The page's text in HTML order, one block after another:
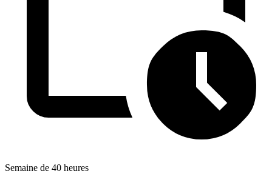
Semaine de 40 heures